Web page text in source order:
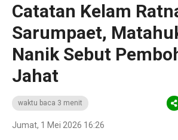
Catatan Kelam
Sarumpaet,
Nanik Sebut
Jahat
waktu baca 3 menit
Jumat, 1 Mei 2026 16:26